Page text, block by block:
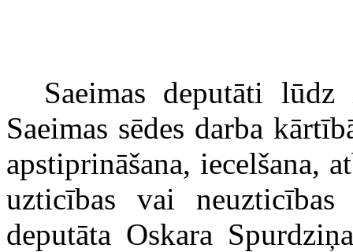
Saeimas deputāti
Saeimas sēdes darba
apstiprināšana, iecelšana,
uzticības vai neuzticības
deputāta Oskara